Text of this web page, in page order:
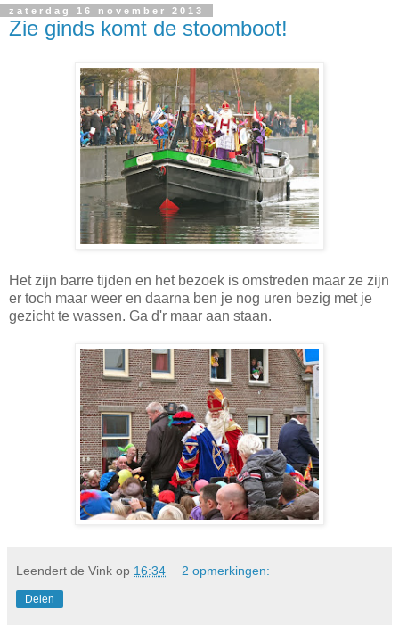
zaterdag 16 november 2013
Zie ginds komt de stoomboot!
Het zijn barre tijden en het bezoek is omstreden maar ze zijn
er toch maar weer en daarna ben je nog uren bezig met je
gezicht te wassen. Ga d'r maar aan staan.
Leendert de Vink op 16:34 2 opmerkingen:
Delen